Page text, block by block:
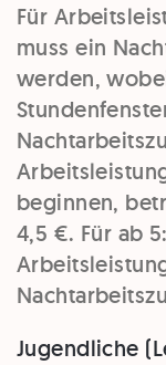
Für
muss ein
werden,
beginnen,
4,5 €. Für ab
Jugendliche